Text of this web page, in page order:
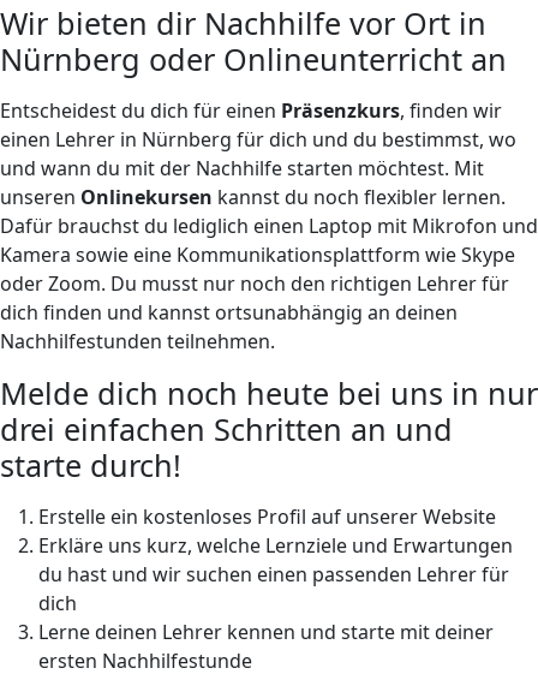
Wir bieten dir Nachhilfe vor Ort in
Nürnberg oder Onlineunterricht an
Entscheidest du dich für einen Präsenzkurs, finden wir
einen Lehrer in Nürnberg für dich und du bestimmst, wo
und wann du mit der Nachhilfe starten möchtest. Mit
unseren Onlinekursen kannst du noch flexibler lernen.
Dafür brauchst du lediglich einen Laptop mit Mikrofon und
Kamera sowie eine Kommunikationsplattform wie Skype
oder Zoom. Du musst nur noch den richtigen Lehrer für
dich finden und kannst ortsunabhängig an deinen
Nachhilfestunden teilnehmen.
Melde dich noch heute bei uns in nur
drei einfachen Schritten an und
starte durch!
Erstelle ein kostenloses Profil auf unserer Website
Erkläre uns kurz, welche Lernziele und Erwartungen
du hast und wir suchen einen passenden Lehrer für
dich
Lerne deinen Lehrer kennen und starte mit deiner
ersten Nachhilfestunde